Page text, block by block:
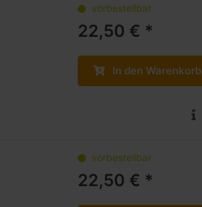
vorbestellbar
22,50 € *
In den Warenkorb
vorbestellbar
22,50 € *